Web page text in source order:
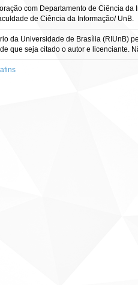
com Departamento de Ciência
de Ciência da Informação/ UnB.
da Universidade de Brasília (RIUnB)
que seja citado o autor e licenciante.